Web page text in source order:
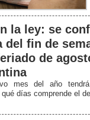
la ley: se
del fin de
de
mes del año
qué días comprende el